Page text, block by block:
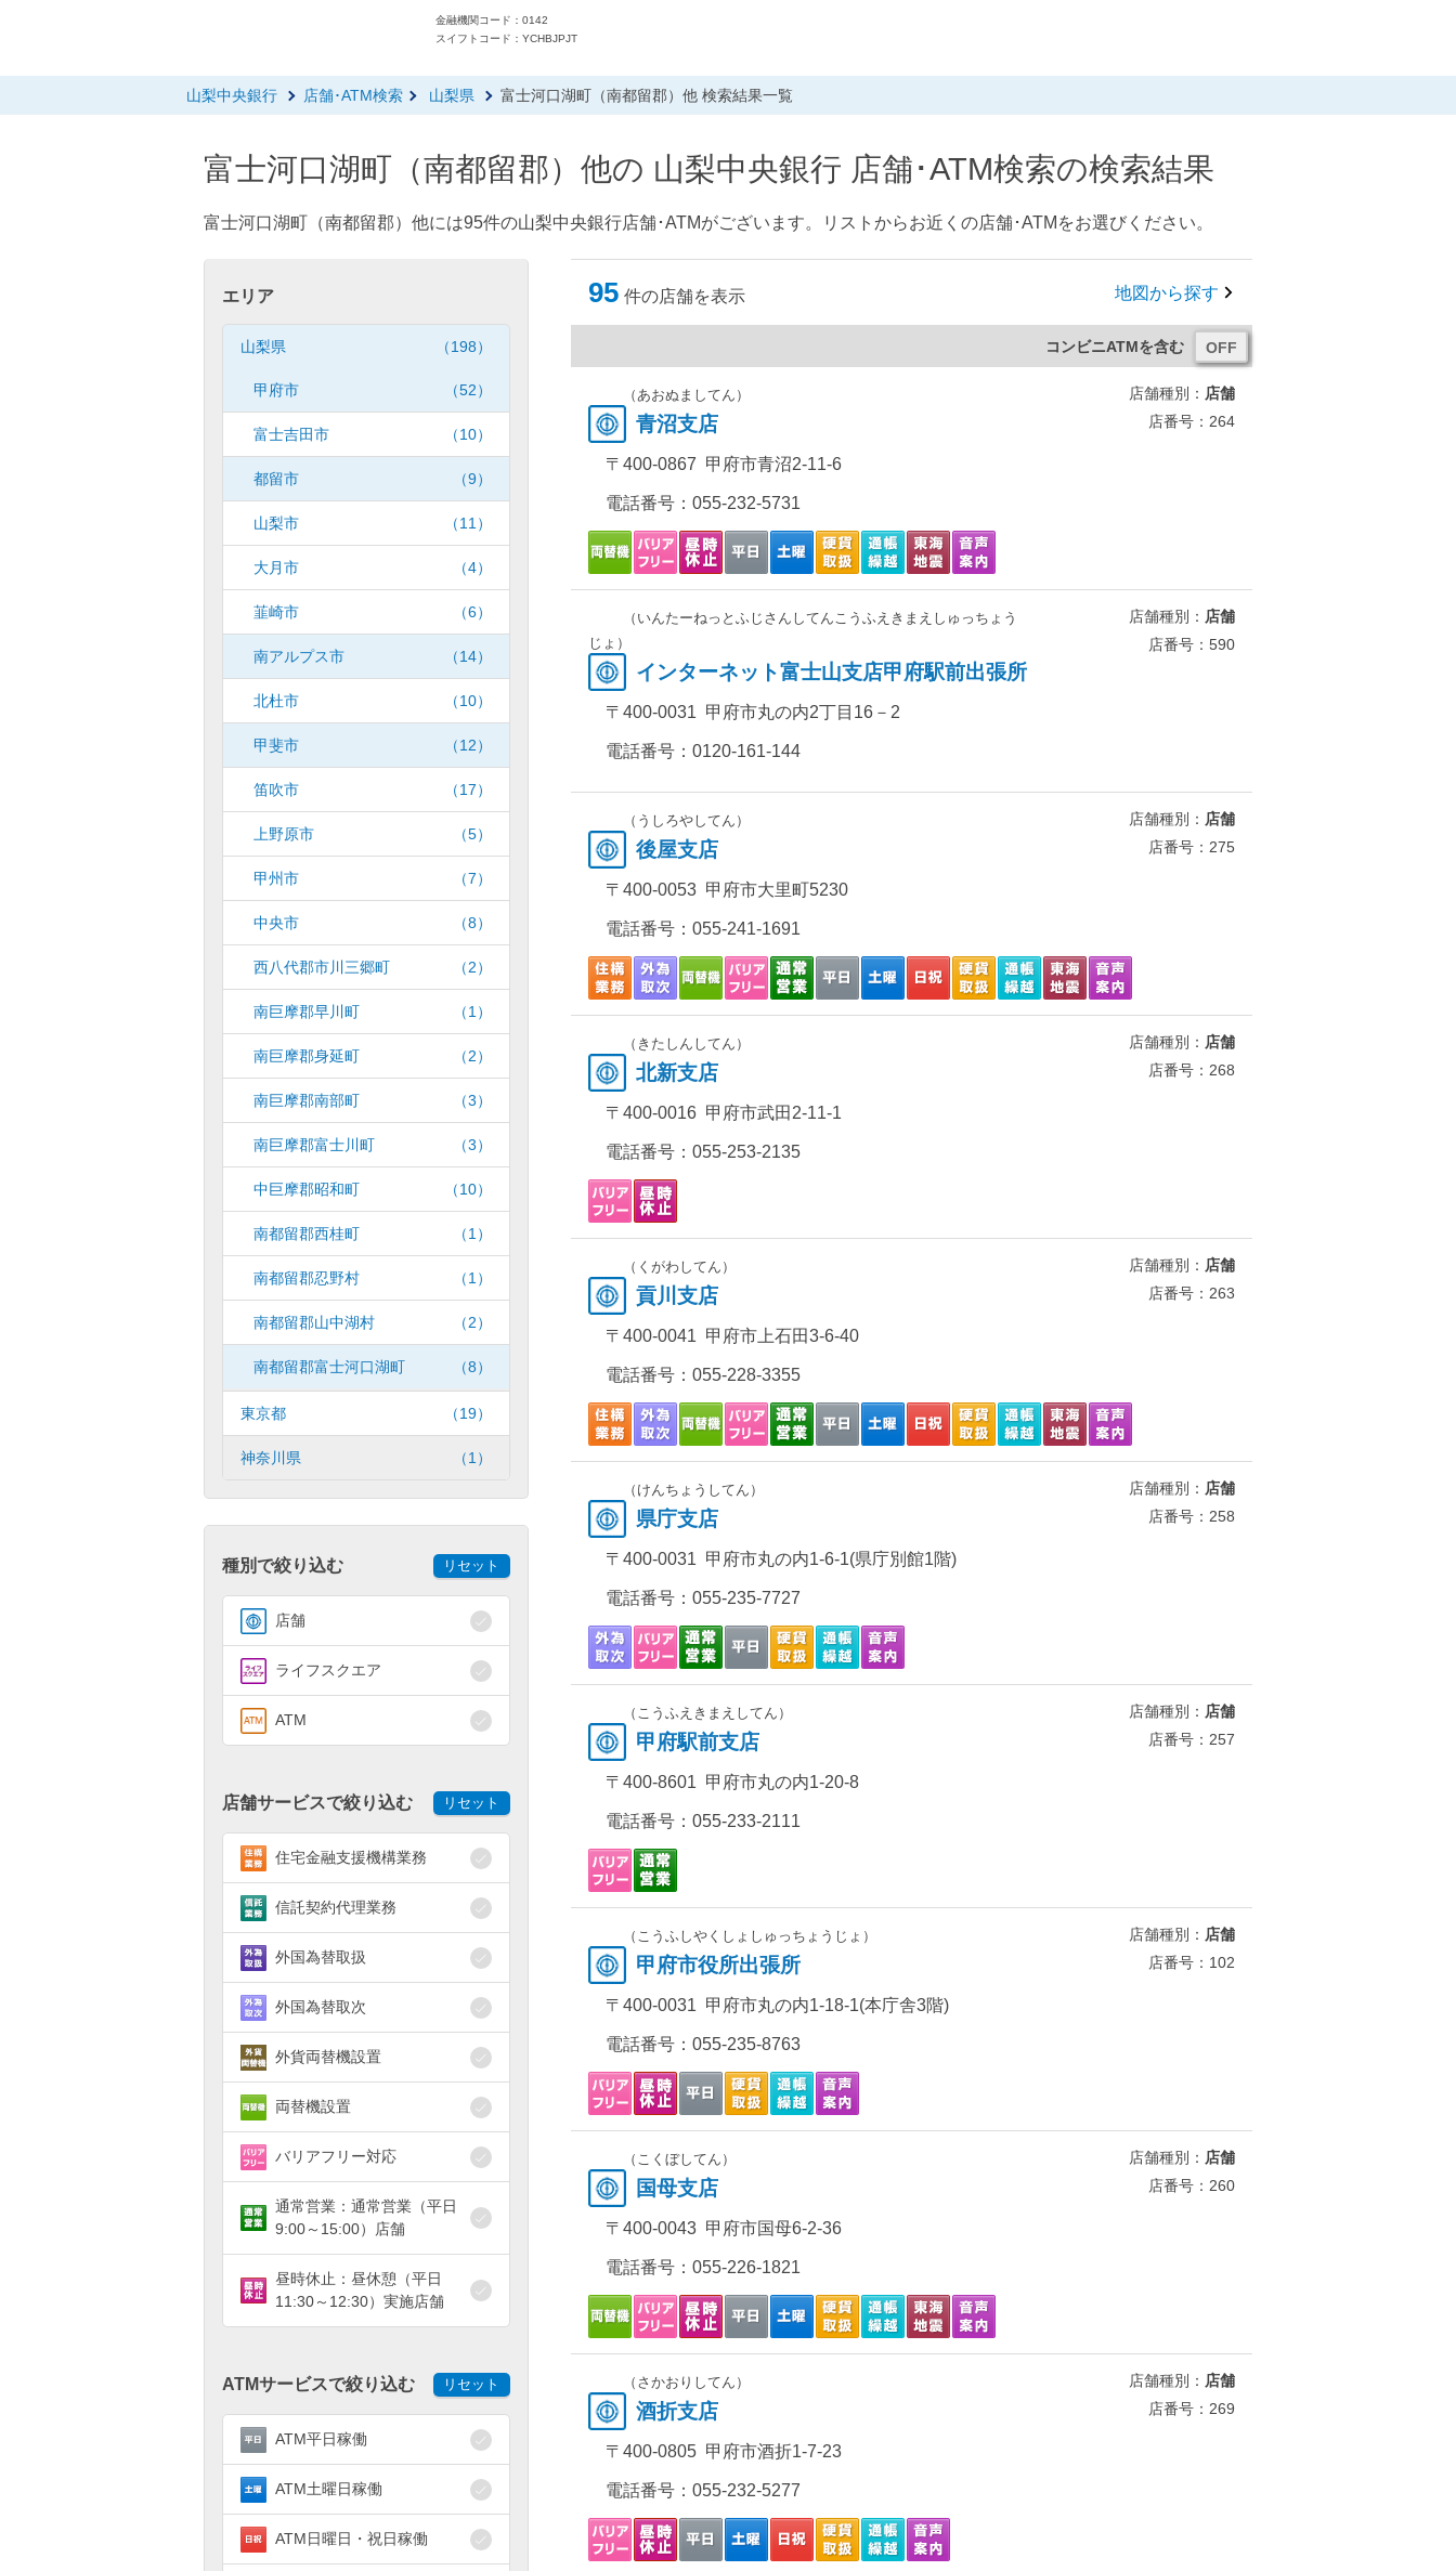
金融機関コード：0142
スイフトコード：YCHBJPJT
山梨中央銀行 店舗･ATM検索 山梨県 富士河口湖町（南都留郡）他 検索結果一覧
富士河口湖町（南都留郡）他の 山梨中央銀行 店舗･ATM検索の検索結果
富士河口湖町（南都留郡）他には95件の山梨中央銀行店舗･ATMがございます。リストからお近くの店舗･ATMをお選びください。
エリア
山梨県 （198）
甲府市 （52）
富士吉田市 （10）
都留市 （9）
山梨市 （11）
大月市 （4）
韮崎市 （6）
南アルプス市 （14）
北杜市 （10）
甲斐市 （12）
笛吹市 （17）
上野原市 （5）
甲州市 （7）
中央市 （8）
西八代郡市川三郷町 （2）
南巨摩郡早川町 （1）
南巨摩郡身延町 （2）
南巨摩郡南部町 （3）
南巨摩郡富士川町 （3）
中巨摩郡昭和町 （10）
南都留郡西桂町 （1）
南都留郡忍野村 （1）
南都留郡山中湖村 （2）
南都留郡富士河口湖町 （8）
東京都 （19）
神奈川県 （1）
種別で絞り込む リセット
店舗
ライフスクエア
ATM
店舗サービスで絞り込む リセット
住宅金融支援機構業務
信託契約代理業務
外国為替取扱
外国為替取次
外貨両替機設置
両替機設置
バリアフリー対応
通常営業：通常営業（平日
9:00～15:00）店舗
昼時休止：昼休憩（平日
11:30～12:30）実施店舗
ATMサービスで絞り込む リセット
ATM平日稼働
ATM土曜日稼働
ATM日曜日・祝日稼働
95 件の店舗を表示 地図から探す
コンビニATMを含む
（あおぬましてん）
青沼支店
店舗種別： 店舗
店番号：264
〒400-0867 甲府市青沼2-11-6
電話番号： 055-232-5731
（いんたーねっとふじさんしてんこうふえきまえしゅっちょう
じょ）
インターネット富士山支店甲府駅前出張所
店舗種別： 店舗
店番号：590
〒400-0031 甲府市丸の内2丁目16－2
電話番号： 0120-161-144
（うしろやしてん）
後屋支店
店舗種別： 店舗
店番号：275
〒400-0053 甲府市大里町5230
電話番号： 055-241-1691
（きたしんしてん）
北新支店
店舗種別： 店舗
店番号：268
〒400-0016 甲府市武田2-11-1
電話番号： 055-253-2135
（くがわしてん）
貢川支店
店舗種別： 店舗
店番号：263
〒400-0041 甲府市上石田3-6-40
電話番号： 055-228-3355
（けんちょうしてん）
県庁支店
店舗種別： 店舗
店番号：258
〒400-0031 甲府市丸の内1-6-1(県庁別館1階)
電話番号： 055-235-7727
（こうふえきまえしてん）
甲府駅前支店
店舗種別： 店舗
店番号：257
〒400-8601 甲府市丸の内1-20-8
電話番号： 055-233-2111
（こうふしやくしょしゅっちょうじょ）
甲府市役所出張所
店舗種別： 店舗
店番号：102
〒400-0031 甲府市丸の内1-18-1(本庁舎3階)
電話番号： 055-235-8763
（こくぼしてん）
国母支店
店舗種別： 店舗
店番号：260
〒400-0043 甲府市国母6-2-36
電話番号： 055-226-1821
（さかおりしてん）
酒折支店
店舗種別： 店舗
店番号：269
〒400-0805 甲府市酒折1-7-23
電話番号： 055-232-5277